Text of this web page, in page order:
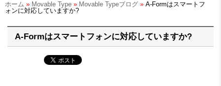
ホーム » Movable Type » Movable Typeブログ » A-Formはスマートフ
ォンに対応していますか?
A-Formはスマートフォンに対応していますか?